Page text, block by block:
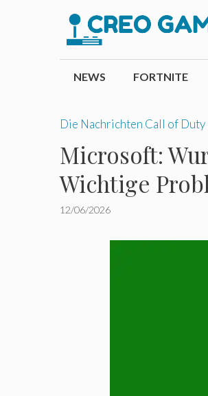
NEWS FORTNITE
Die Nachrichten Call of Duty
Microsoft:
Wichtige
12/06/2026